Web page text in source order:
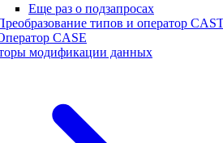
Еще раз о подзапросах
типов и оператор
CASE
модификации данных